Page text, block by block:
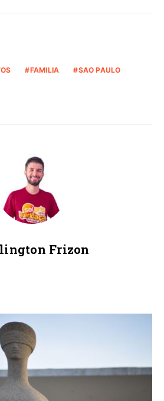
FAMILIA
SAO PAULO
Frizon